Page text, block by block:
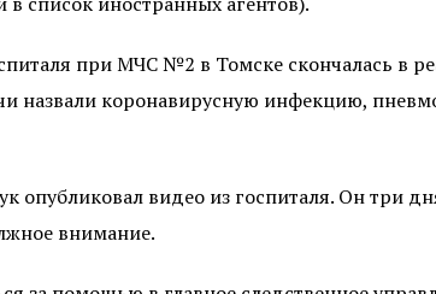
при МЧС №2 в Томске скончалась в
назвали коронавирусную инфекцию,
опубликовал видео из госпиталя. Он три
внимание.